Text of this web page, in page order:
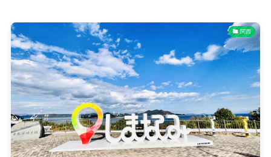
関西